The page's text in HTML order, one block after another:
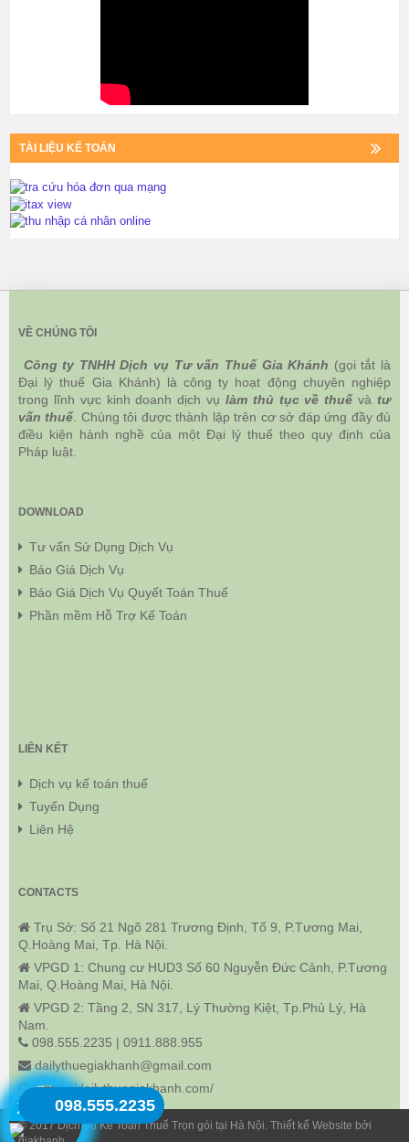
TÀI LIỆU KẾ TOÁN
VỀ CHÚNG TÔI
Công ty TNHH Dịch vụ Tư vấn Thuế Gia Khánh (gọi tắt là
Đại lý thuế Gia Khánh) là công ty hoạt động chuyên nghiệp
trong lĩnh vực kinh doanh dịch vụ làm thủ tục về thuếvàtư
vấn thuế. Chúng tôi được thành lập trên cơ sở đáp ứng đầy đủ
điều kiện hành nghề của một Đại lý thuế theo quy định của
Pháp luật.
DOWNLOAD
Tư vấn Sử Dụng Dịch Vụ
Báo Giá Dịch Vụ
Báo Giá Dịch Vụ Quyết Toán Thuế
Phần mềm Hỗ Trợ Kế Toán
LIÊN KẾT
Dịch vụ kế toán thuế
Tuyển Dụng
Liên Hệ
CONTACTS
Trụ Sở: Số 21 Ngõ 281 Trương Định, Tổ 9, P.Tương Mai,
Q.Hoàng Mai, Tp. Hà Nội.
VPGD 1: Chung cư HUD3 Số 60 Nguyễn Đức Cảnh, P.Tương
Mai, Q.Hoàng Mai, Hà Nội.
VPGD 2: Tầng 2, SN 317, Lý Thường Kiệt, Tp.Phủ Lý, Hà
Nam.
098.555.2235 | 0911.888.955
dailythuegiakhanh@gmail.com
http://dailythuegiakhanh.com/
© 2017 Dịch Vụ Kế Toán Thuế Trọn gói tại Hà Nội. Thiết kế Website bởi
X 098.555.2235